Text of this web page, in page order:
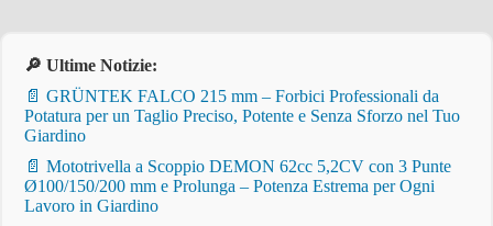
🔎 Ultime Notizie:
📄 GRÜNTEK FALCO 215 mm – Forbici Professionali da
Potatura per un Taglio Preciso, Potente e Senza Sforzo nel Tuo
Giardino
📄 Mototrivella a Scoppio DEMON 62cc 5,2CV con 3 Punte
Ø100/150/200 mm e Prolunga – Potenza Estrema per Ogni
Lavoro in Giardino